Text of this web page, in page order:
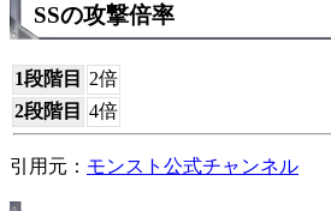
SSの攻撃倍率
1段階目
2倍
2段階目 4倍
引用元： モンスト公式チャンネル